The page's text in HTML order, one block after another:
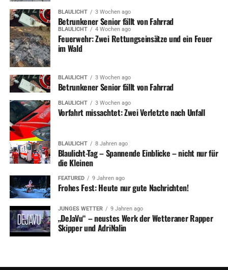
BLAULICHT 3 Wochen ago
Betrunkener Senior fällt von Fahrrad
BLAULICHT 4 Wochen ago
Feuerwehr: Zwei Rettungseinsätze und ein Feuer
im Wald
BLAULICHT 3 Wochen ago
Betrunkener Senior fällt von Fahrrad
BLAULICHT 3 Wochen ago
Vorfahrt missachtet: Zwei Verletzte nach Unfall
BLAULICHT 8 Jahren ago
Blaulicht-Tag – Spannende Einblicke – nicht nur für
die Kleinen
FEATURED 9 Jahren ago
Frohes Fest: Heute nur gute Nachrichten!
JUNGES WETTER 9 Jahren ago
„DeJaVu“ – neustes Werk der Wetteraner Rapper
Skipper und AdriNalin